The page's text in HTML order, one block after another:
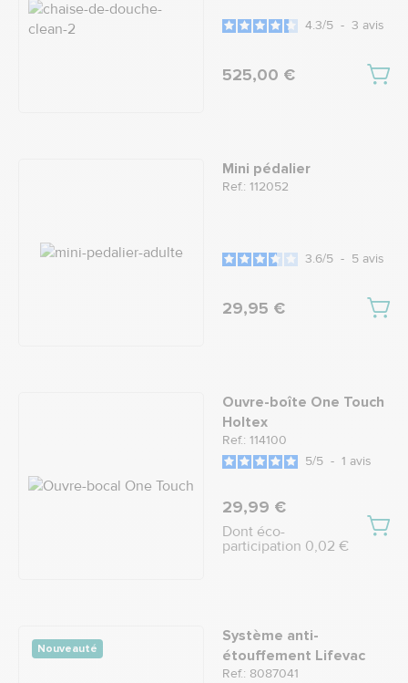
4.3/5 - 3 avis
525,00 €
Mini pédalier
Ref.: 112052
3.6/5 - 5 avis
29,95 €
Ouvre-boîte One Touch
Holtex
Ref.: 114100
5/5 - 1 avis
29,99 €
Dont éco-
participation 0,02 €
Nouveauté
Système anti-
étouffement Lifevac
Ref.: 8087041